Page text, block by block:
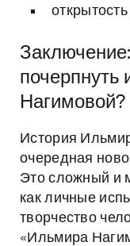
почерпнуть
Нагимовой?
История
очередная
Это сложный и
как личные
творчество
«Ильмира